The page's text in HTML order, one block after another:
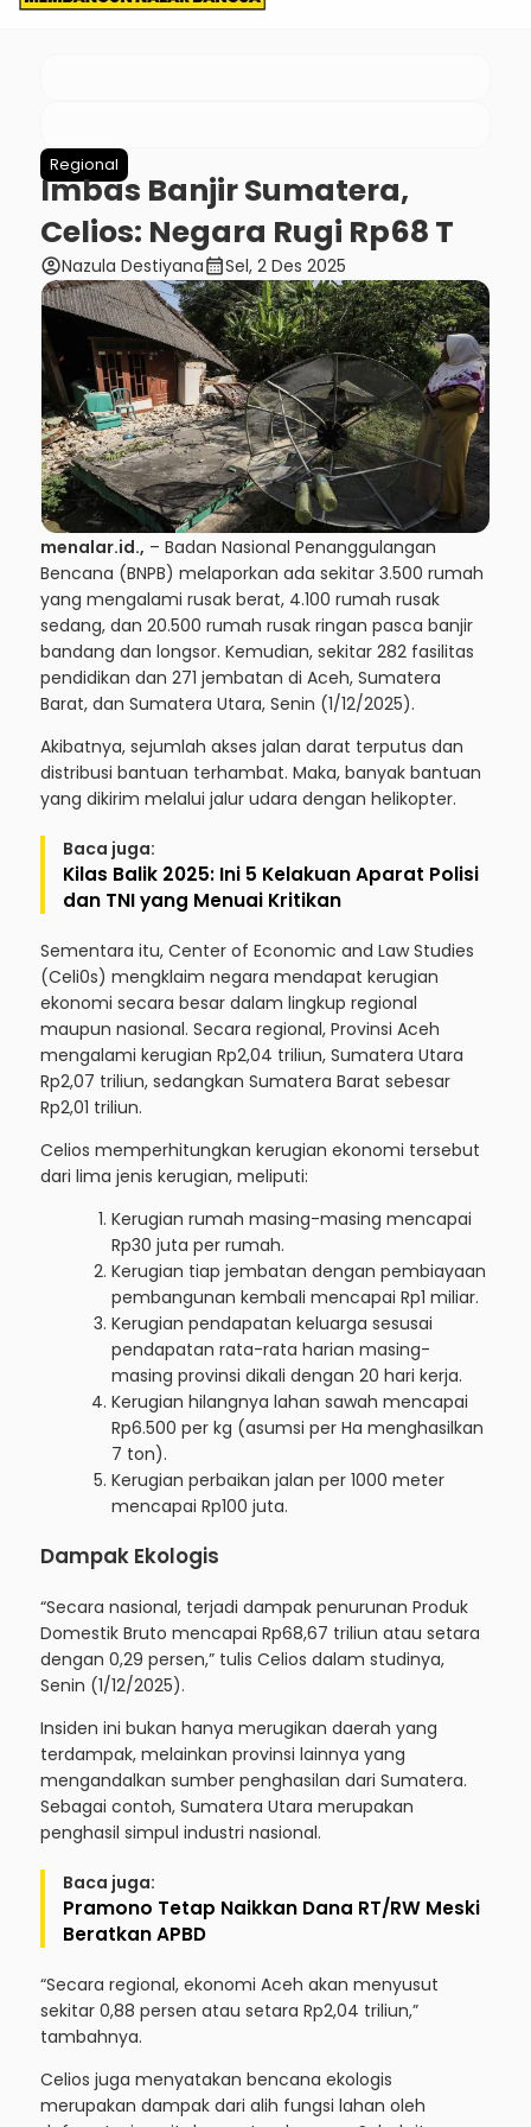
Regional
Imbas Banjir Sumatera,
Celios: Negara Rugi Rp68 T
account_circleNazula Destiyanacalendar_monthSel, 2 Des 2025
menalar.id., – Badan Nasional Penanggulangan
Bencana (BNPB) melaporkan ada sekitar 3.500 rumah
yang mengalami rusak berat, 4.100 rumah rusak
sedang, dan 20.500 rumah rusak ringan pasca banjir
bandang dan longsor. Kemudian, sekitar 282 fasilitas
pendidikan dan 271 jembatan di Aceh, Sumatera
Barat, dan Sumatera Utara, Senin (1/12/2025).
Akibatnya, sejumlah akses jalan darat terputus dan
distribusi bantuan terhambat. Maka, banyak bantuan
yang dikirim melalui jalur udara dengan helikopter.
Baca juga:
Kilas Balik 2025: Ini 5 Kelakuan Aparat Polisi
dan TNI yang Menuai Kritikan
Sementara itu, Center of Economic and Law Studies
(Celi0s) mengklaim negara mendapat kerugian
ekonomi secara besar dalam lingkup regional
maupun nasional. Secara regional, Provinsi Aceh
mengalami kerugian Rp2,04 triliun, Sumatera Utara
Rp2,07 triliun, sedangkan Sumatera Barat sebesar
Rp2,01 triliun.
Celios memperhitungkan kerugian ekonomi tersebut
dari lima jenis kerugian, meliputi:
Kerugian rumah masing-masing mencapai
Rp30 juta per rumah.
Kerugian tiap jembatan dengan pembiayaan
pembangunan kembali mencapai Rp1 miliar.
Kerugian pendapatan keluarga sesusai
pendapatan rata-rata harian masing-
masing provinsi dikali dengan 20 hari kerja.
Kerugian hilangnya lahan sawah mencapai
Rp6.500 per kg (asumsi per Ha menghasilkan
7 ton).
Kerugian perbaikan jalan per 1000 meter
mencapai Rp100 juta.
Dampak Ekologis
“Secara nasional, terjadi dampak penurunan Produk
Domestik Bruto mencapai Rp68,67 triliun atau setara
dengan 0,29 persen,” tulis Celios dalam studinya,
Senin (1/12/2025).
Insiden ini bukan hanya merugikan daerah yang
terdampak, melainkan provinsi lainnya yang
mengandalkan sumber penghasilan dari Sumatera.
Sebagai contoh, Sumatera Utara merupakan
penghasil simpul industri nasional.
Baca juga:
Pramono Tetap Naikkan Dana RT/RW Meski
Beratkan APBD
“Secara regional, ekonomi Aceh akan menyusut
sekitar 0,88 persen atau setara Rp2,04 triliun,”
tambahnya.
Celios juga menyatakan bencana ekologis
merupakan dampak dari alih fungsi lahan oleh